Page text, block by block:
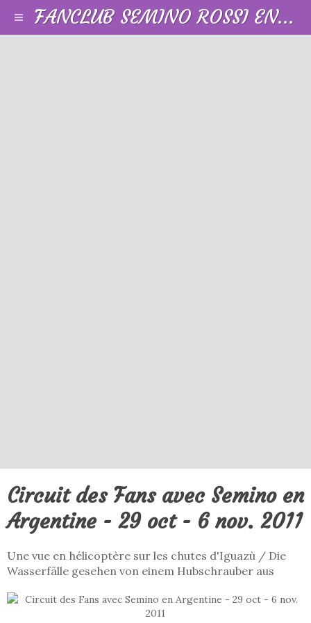
FANCLUB SEMINO ROSSI EN FRANCE
Circuit des Fans avec Semino en
Argentine - 29 oct - 6 nov. 2011
Une vue en hélicoptère sur les chutes d'Iguazù / Die
Wasserfälle gesehen von einem Hubschrauber aus